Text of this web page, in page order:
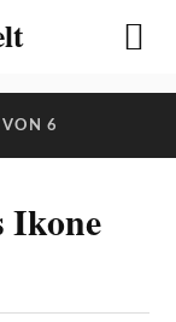
VON 6
Ikone